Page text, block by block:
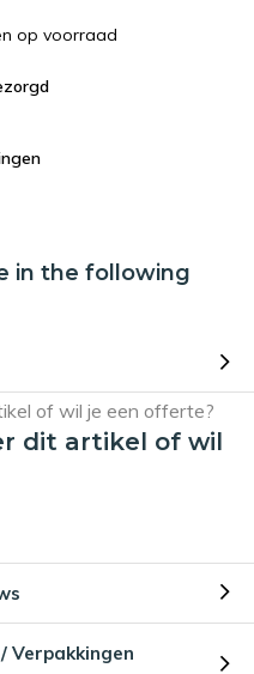
op voorraad
in the following
dit artikel of wil
Verpakkingen